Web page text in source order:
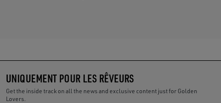
UNIQUEMENT POUR LES RÊVEURS
Get the inside track on all the news and exclusive content just for Golden
Lovers.